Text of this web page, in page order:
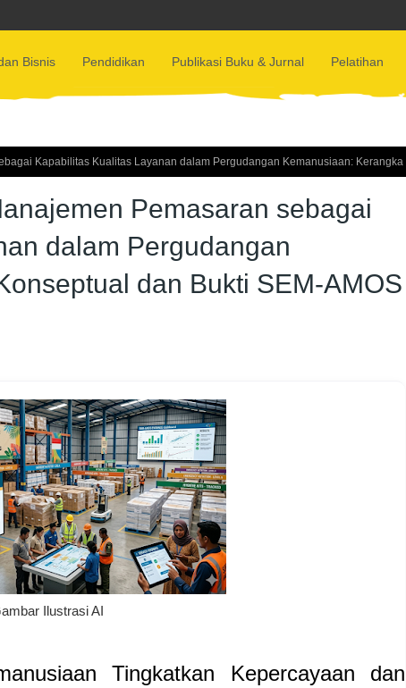
Bisnis Pendidikan Publikasi Buku & Jurnal Pelatihan
Kapabilitas Kualitas Layanan dalam Pergudangan Kemanusiaan: Kerangka
Pemasaran sebagai
dalam Pergudangan
dan Bukti SEM-AMOS
Ilustrasi AI
Tingkatkan Kepercayaan dan